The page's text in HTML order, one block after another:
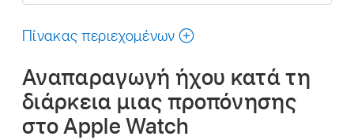
αυτόν
οδηγό
Πίνακας περιεχομένων
Αναπαραγωγή ήχου κατά τη
διάρκεια μιας προπόνησης
στο Apple Watch